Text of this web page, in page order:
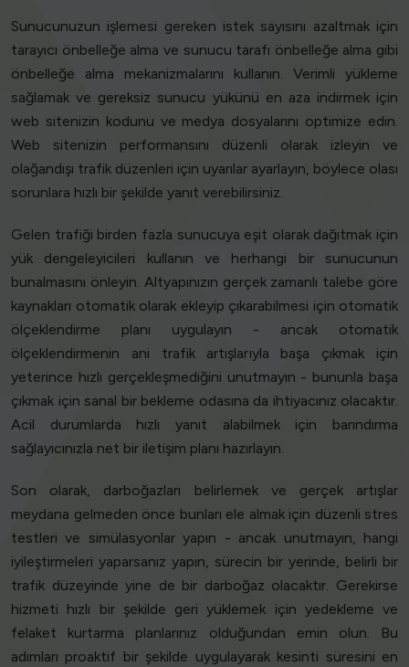
Sunucunuzun işlemesi gereken istek sayısını azaltmak için
tarayıcı önbelleğe alma ve sunucu tarafı önbelleğe alma gibi
önbelleğe alma mekanizmalarını kullanın. Verimli yükleme
sağlamak ve gereksiz sunucu yükünü en aza indirmek için
web sitenizin kodunu ve medya dosyalarını optimize edin.
Web sitenizin performansını düzenli olarak izleyin ve
olağandışı trafik düzenleri için uyarılar ayarlayın, böylece olası
sorunlara hızlı bir şekilde yanıt verebilirsiniz.
Gelen trafiği birden fazla sunucuya eşit olarak dağıtmak için
yük dengeleyicileri kullanın ve herhangi bir sunucunun
bunalmasını önleyin. Altyapınızın gerçek zamanlı talebe göre
kaynakları otomatik olarak ekleyip çıkarabilmesi için otomatik
ölçeklendirme planı uygulayın - ancak otomatik
ölçeklendirmenin ani trafik artışlarıyla başa çıkmak için
yeterince hızlı gerçekleşmediğini unutmayın - bununla başa
çıkmak için sanal bir bekleme odasına da ihtiyacınız olacaktır.
Acil durumlarda hızlı yanıt alabilmek için barındırma
sağlayıcınızla net bir iletişim planı hazırlayın.
Son olarak, darboğazları belirlemek ve gerçek artışlar
meydana gelmeden önce bunları ele almak için düzenli stres
testleri ve simülasyonlar yapın - ancak unutmayın, hangi
iyileştirmeleri yaparsanız yapın, sürecin bir yerinde, belirli bir
trafik düzeyinde yine de bir darboğaz olacaktır. Gerekirse
hizmeti hızlı bir şekilde geri yüklemek için yedekleme ve
felaket kurtarma planlarınız olduğundan emin olun. Bu
adımları proaktif bir şekilde uygulayarak kesinti süresini en